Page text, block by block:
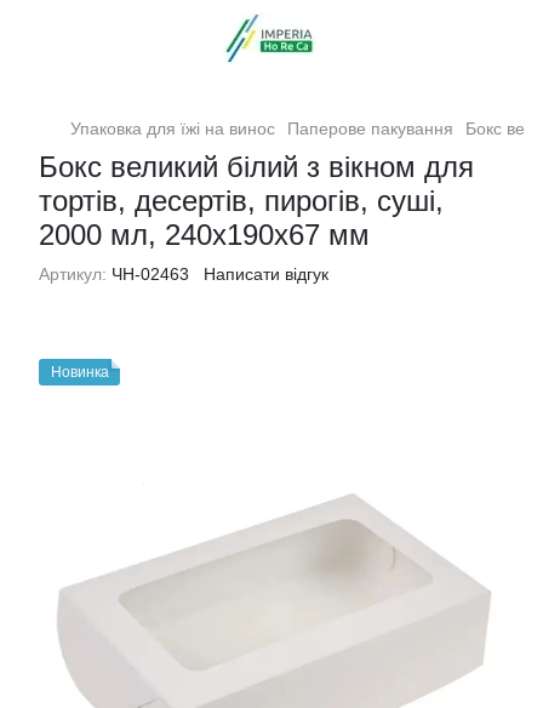
Упаковка для їжі на винос Паперове пакування Бокс
Бокс великий білий з вікном для
тортів, десертів, пирогів, суші,
2000 мл, 240х190х67 мм
Артикул: ЧН-02463 Написати відгук
Новинка